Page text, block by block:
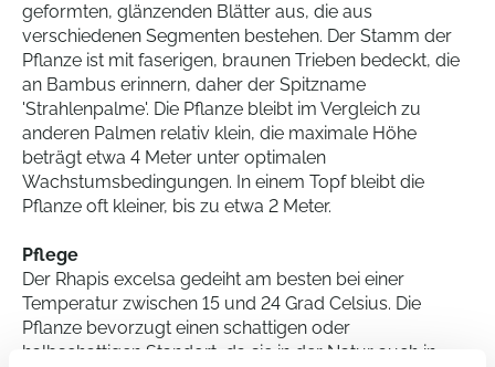
geformten, glänzenden Blätter aus, die aus
verschiedenen Segmenten bestehen. Der Stamm der
Pflanze ist mit faserigen, braunen Trieben bedeckt, die
an Bambus erinnern, daher der Spitzname
'Strahlenpalme'. Die Pflanze bleibt im Vergleich zu
anderen Palmen relativ klein, die maximale Höhe
beträgt etwa 4 Meter unter optimalen
Wachstumsbedingungen. In einem Topf bleibt die
Pflanze oft kleiner, bis zu etwa 2 Meter.
Pflege
Der Rhapis excelsa gedeiht am besten bei einer
Temperatur zwischen 15 und 24 Grad Celsius. Die
Pflanze bevorzugt einen schattigen oder
halbschattigen Standort, da sie in der Natur auch in